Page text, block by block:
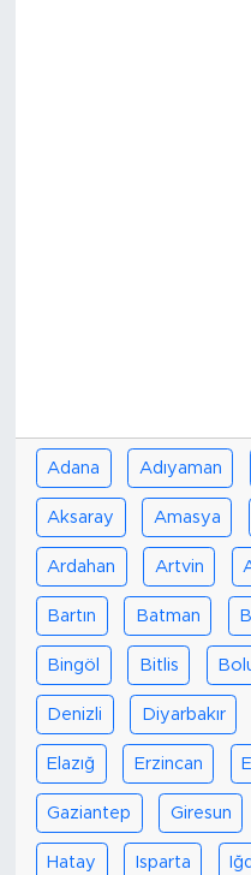
Adana Adıyaman
Aksaray Amasya
Ardahan Artvin
Bartın Batman
Bingöl Bitlis
Denizli Diyarbakır
Elazığ Erzincan
Gaziantep Giresun
Hatay Isparta
Bingöl Kaza